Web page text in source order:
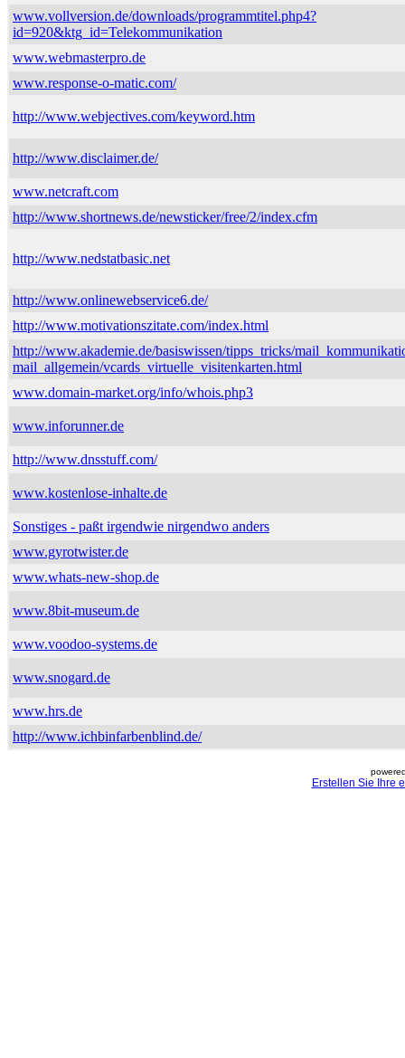
www.vollversion.de/downloads/programmtitel.php4?
id=920&ktg_id=Telekommunikation
www.webmasterpro.de
www.response-o-matic.com/
http://www.webjectives.com/keyword.htm
http://www.disclaimer.de/
www.netcraft.com
http://www.shortnews.de/newsticker/free/2/index.cfm
http://www.nedstatbasic.net
http://www.onlinewebservice6.de/
http://www.motivationszitate.com/index.html
http://www.akademie.de/basiswissen/tipps_tricks/
mail_allgemein/vcards_virtuelle_visitenkarten.html
www.domain-market.org/info/whois.php3
www.inforunner.de
http://www.dnsstuff.com/
www.kostenlose-inhalte.de
Sonstiges - paßt irgendwie nirgendwo anders
www.gyrotwister.de
www.whats-new-shop.de
www.8bit-museum.de
www.voodoo-systems.de
www.snogard.de
www.hrs.de
http://www.ichbinfarbenblind.de/
Erstellen Sie Ihre